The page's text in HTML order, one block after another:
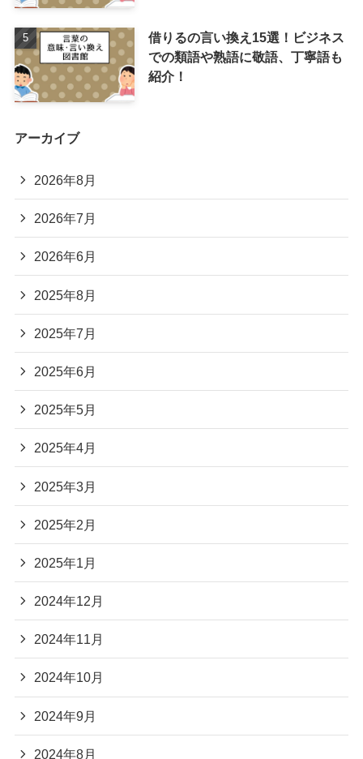
借りるの言い換え15選！ビジネス
での類語や熟語に敬語、丁寧語も
紹介！
アーカイブ
2026年8月
2026年7月
2026年6月
2025年8月
2025年7月
2025年6月
2025年5月
2025年4月
2025年3月
2025年2月
2025年1月
2024年12月
2024年11月
2024年10月
2024年9月
2024年8月